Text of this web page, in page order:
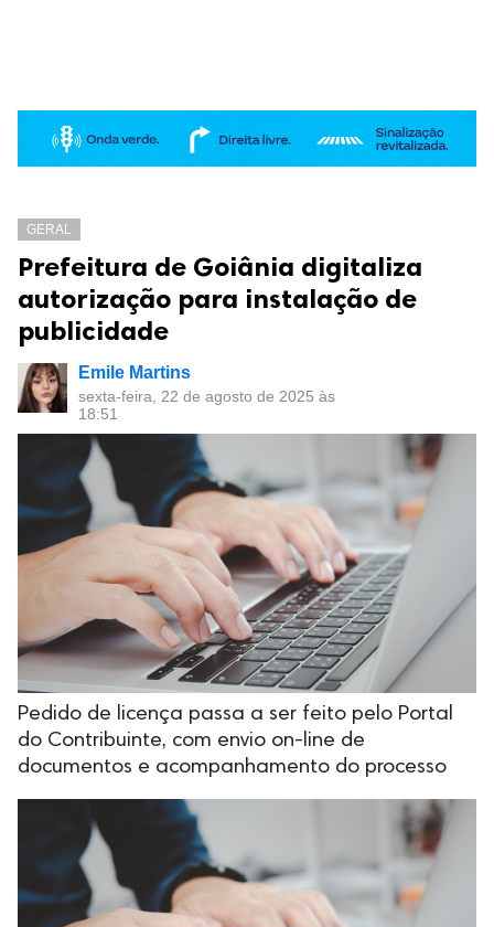
GERAL
Prefeitura de Goiânia digitaliza
autorização para instalação de
publicidade
Emile Martins
sexta-feira, 22 de agosto de 2025 às
18:51
Pedido de licença passa a ser feito pelo Portal
do Contribuinte, com envio on-line de
documentos e acompanhamento do processo